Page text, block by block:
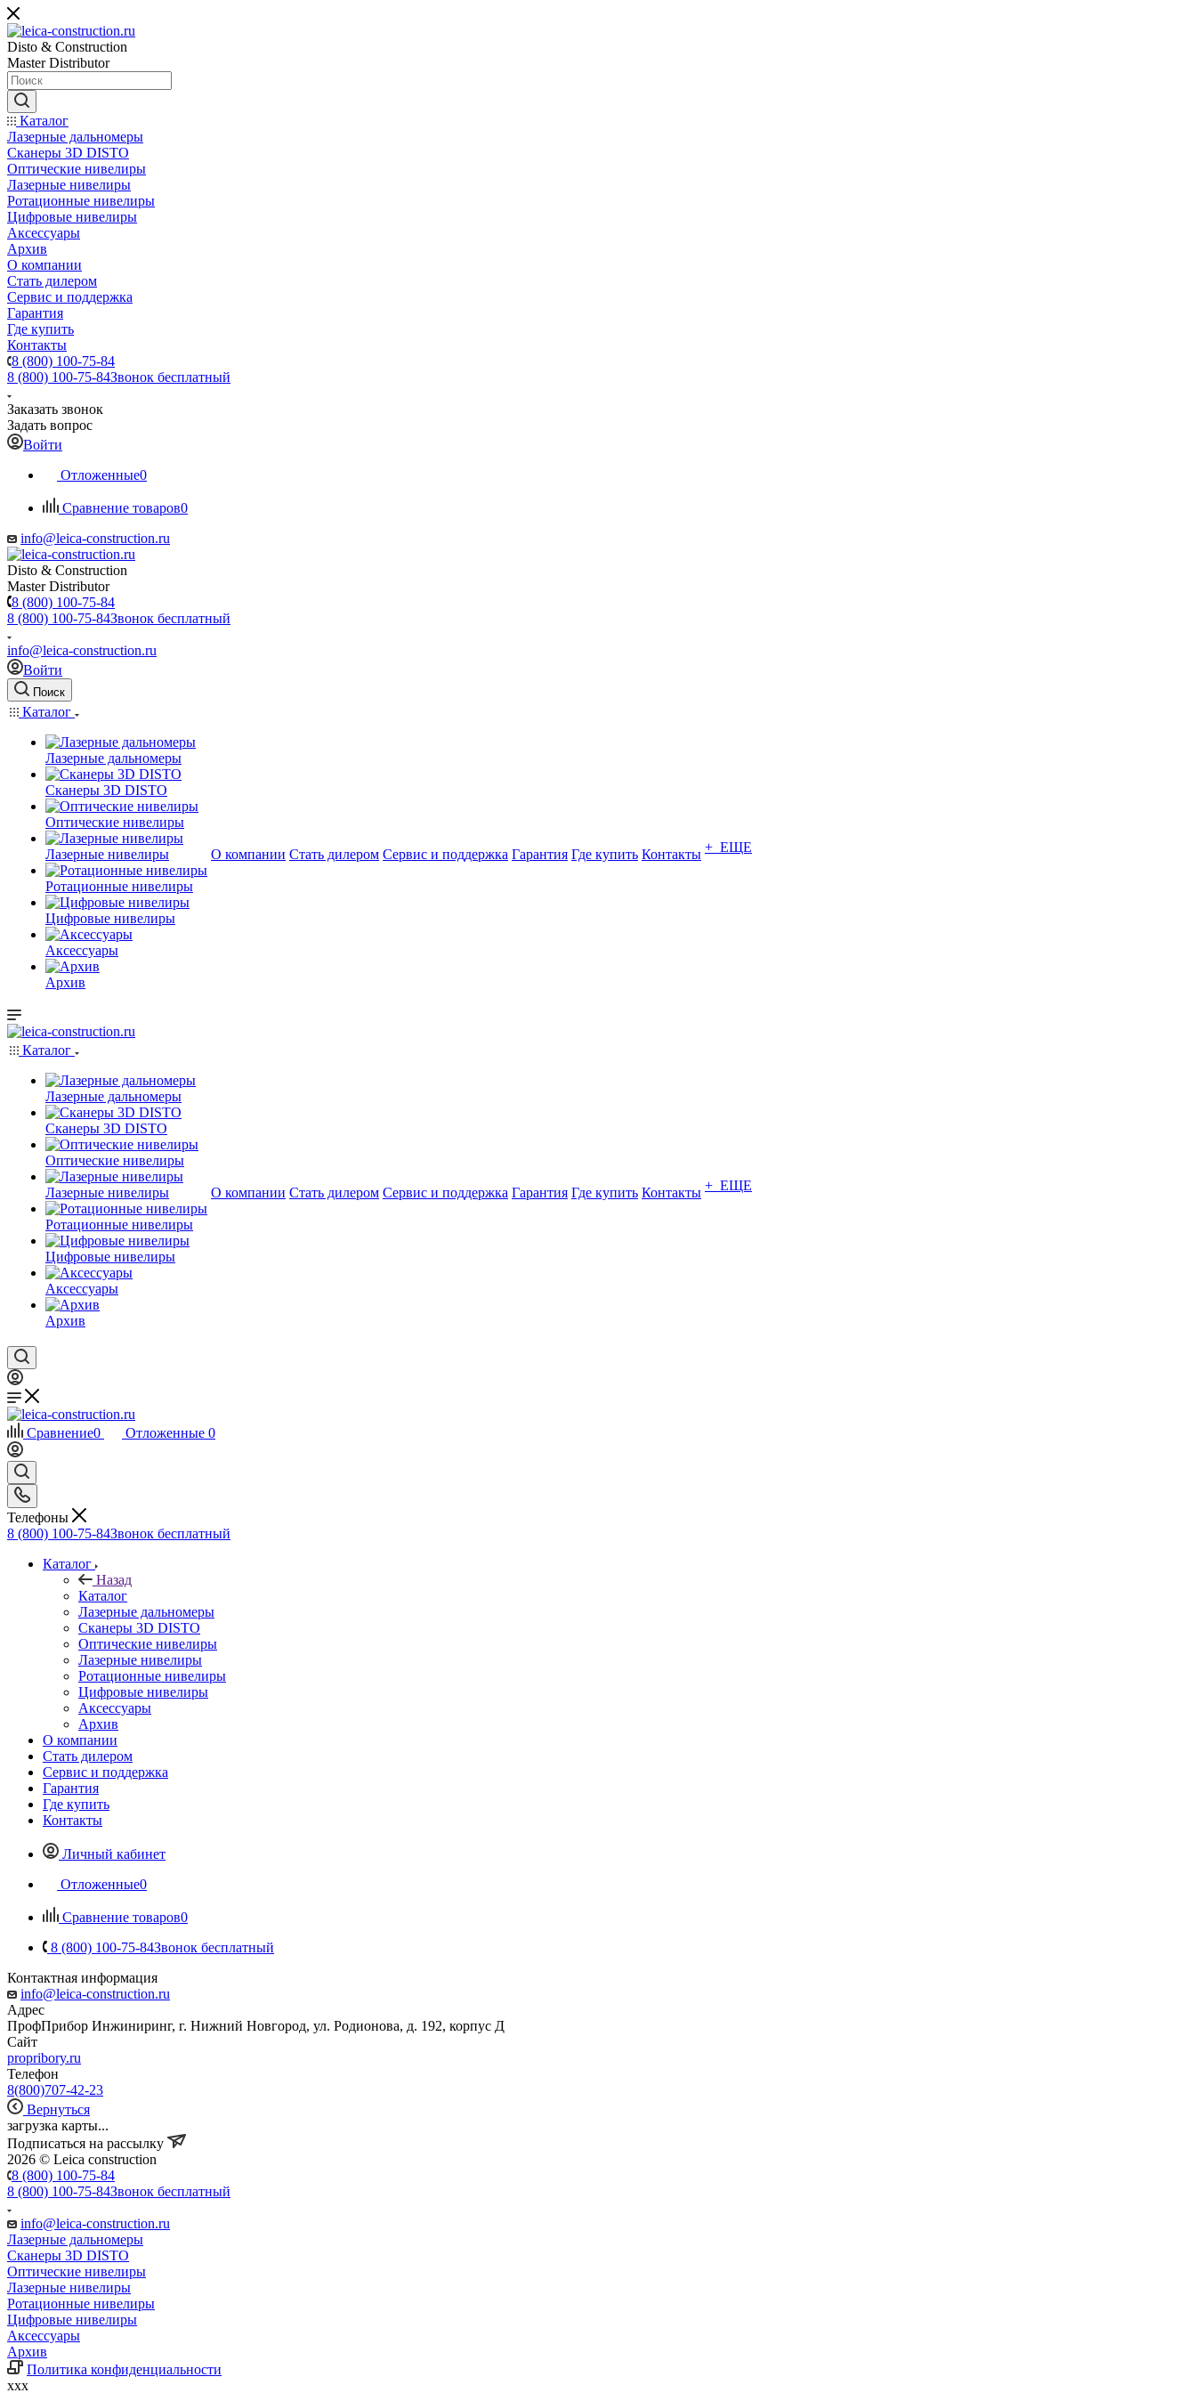
Disto & Construction
Master Distributor
Каталог
Лазерные дальномеры
Сканеры 3D DISTO
Оптические нивелиры
Лазерные нивелиры
Ротационные нивелиры
Цифровые нивелиры
Аксессуары
Архив
О компании
Стать дилером
Сервис и поддержка
Гарантия
Где купить
Контакты
8 (800) 100-75-84
8 (800) 100-75-84Звонок бесплатный
Заказать звонок
Задать вопрос
Войти
Отложенные0
Сравнение товаров0
info@leica-construction.ru
Disto & Construction
Master Distributor
8 (800) 100-75-84
8 (800) 100-75-84Звонок бесплатный
info@leica-construction.ru
Войти
Поиск
Каталог
Лазерные дальномеры
Сканеры 3D DISTO
Оптические нивелиры
Лазерные нивелиры
Ротационные нивелиры
Цифровые нивелиры
Аксессуары
Архив
О компании Стать дилером Сервис и поддержка Гарантия Где купить Контакты + ЕЩЕ
Каталог
Лазерные дальномеры
Сканеры 3D DISTO
Оптические нивелиры
Лазерные нивелиры
Ротационные нивелиры
Цифровые нивелиры
Аксессуары
Архив
О компании Стать дилером Сервис и поддержка Гарантия Где купить Контакты + ЕЩЕ
Сравнение0 Отложенные 0
Телефоны
8 (800) 100-75-84Звонок бесплатный
Каталог
Назад
Каталог
Лазерные дальномеры
Сканеры 3D DISTO
Оптические нивелиры
Лазерные нивелиры
Ротационные нивелиры
Цифровые нивелиры
Аксессуары
Архив
О компании
Стать дилером
Сервис и поддержка
Гарантия
Где купить
Контакты
Личный кабинет
Отложенные0
Сравнение товаров0
8 (800) 100-75-84Звонок бесплатный
Контактная информация
info@leica-construction.ru
Адрес
ПрофПрибор Инжиниринг, г. Нижний Новгород, ул. Родионова, д. 192, корпус Д
Сайт
propribory.ru
Телефон
8(800)707-42-23
Вернуться
загрузка карты...
Подписаться на рассылку
2026 © Leica construction
8 (800) 100-75-84
8 (800) 100-75-84Звонок бесплатный
info@leica-construction.ru
Лазерные дальномеры
Сканеры 3D DISTO
Оптические нивелиры
Лазерные нивелиры
Ротационные нивелиры
Цифровые нивелиры
Аксессуары
Архив
Политика конфиденциальности
xxx